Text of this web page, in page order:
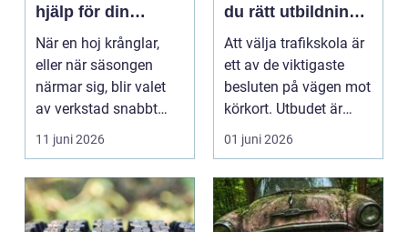
hjälp för din
motorcykel
När en hoj krånglar,
eller när säsongen
närmar sig, blir valet
av verkstad snabbt
avgörande. En MC-v...
11 juni 2026
du rätt utbildning
mot körkort
Att välja trafikskola är
ett av de viktigaste
besluten på vägen mot
körkort. Utbudet är
stort, prise...
01 juni 2026